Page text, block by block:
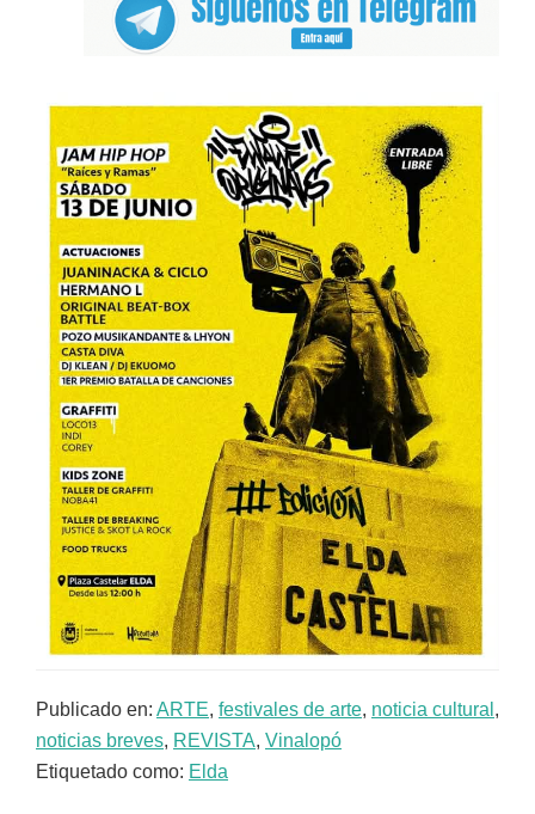
Publicado en: ARTE, festivales de arte, noticia cultural ,
noticias breves, REVISTA, Vinalopó
Etiquetado como: Elda